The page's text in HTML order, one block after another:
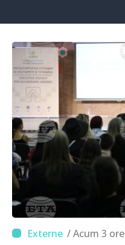
/ Acum 3 ore